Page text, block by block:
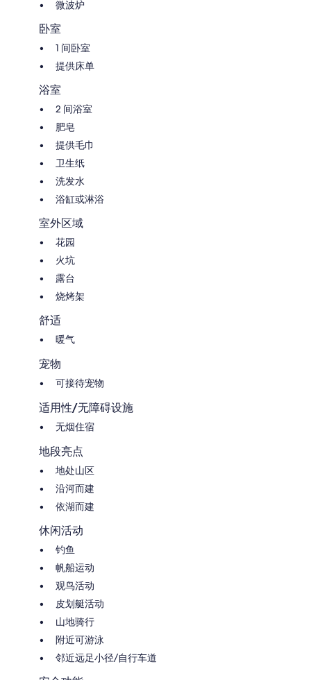
微波炉
卧室
1 间卧室
提供床单
浴室
2 间浴室
肥皂
提供毛巾
卫生纸
洗发水
浴缸或淋浴
室外区域
花园
火坑
露台
烧烤架
舒适
暖气
宠物
可接待宠物
适用性/无障碍设施
无烟住宿
地段亮点
地处山区
沿河而建
依湖而建
休闲活动
钓鱼
帆船运动
观鸟活动
皮划艇活动
山地骑行
附近可游泳
邻近远足小径/自行车道